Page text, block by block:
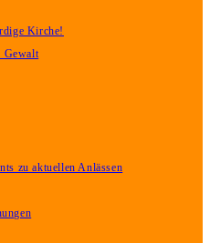
Kirche!
Gewalt
zu aktuellen Anlässen